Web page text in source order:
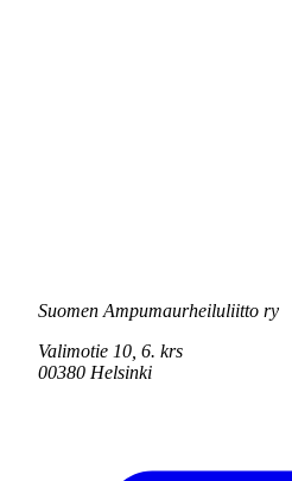
Suomen Ampumaurheiluliitto ry
Valimotie 10, 6. krs
00380 Helsinki